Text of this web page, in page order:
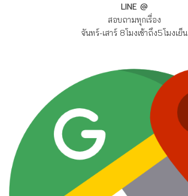
LINE @
สอบถามทุกเรื่อง
จันทร์-เสาร์ 8โมงเช้าถึง5โมงเย็น